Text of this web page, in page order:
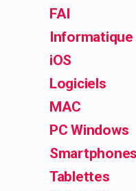
FAI
Informatique
iOS
Logiciels
MAC
PC Windows
Smartphones
Tablettes